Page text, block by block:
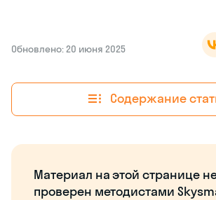
Обновлено: 20 июня 2025
Содержание
Материал на этой странице
проверен методистами